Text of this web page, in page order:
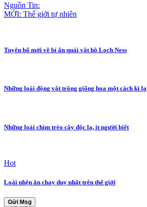
Nguồn Tin:
MỚI: Thế giới tự nhiên
Tuyên bố mới về bí ẩn quái vật hồ Loch Ness
Những loài động vật trông giống hoa một cách kì lạ
Những loài chim trèo cây độc lạ, ít người biết
Hot
Loài nhện ăn chay duy nhất trên thế giới
Gửi Msg